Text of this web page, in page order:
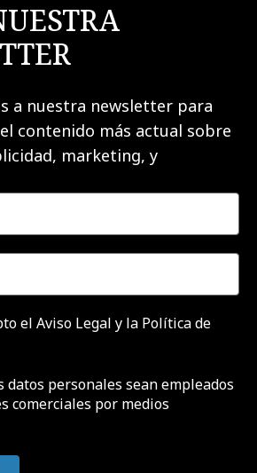
a nuestra newsletter para
contenido más actual sobre
marketing, y
el Aviso Legal y la Política de
datos personales sean empleados
comerciales por medios